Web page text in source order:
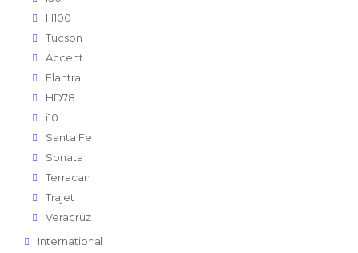
H100
Tucson
Accent
Elantra
HD78
i10
Santa Fe
Sonata
Terracan
Trajet
Veracruz
International